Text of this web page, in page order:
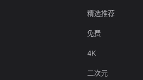
精选推荐
免费
4K
二次元